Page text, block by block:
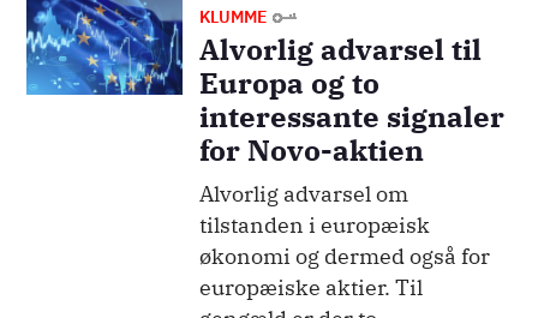
Billede KLUMME
Alvorlig advarsel til
Europa og to
interessante signaler
for Novo-aktien
Alvorlig advarsel om
tilstanden i europæisk
økonomi og dermed også for
europæiske aktier. Til